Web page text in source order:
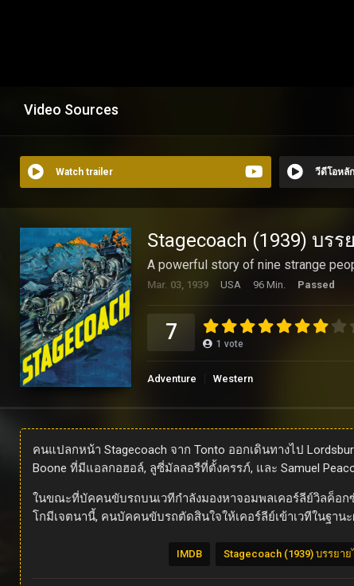
Video Sources
Watch trailer วีดีโอหลั
Stagecoach (1939) บรร
A powerful story of nine strange
Mar. 03, 1939 USA 96 Min. Passed
7 1 vote
Adventure Western
คนแปลกหน้า Stagecoach จาก Tonto ออกเดินทางไป
Boone ที่มีแอลกอฮอล์, ลูซี่มัลลอรีที่ตั้งครรภ์, และ Samuel
ในขณะที่บัคคนขับรถบนเวทีกำลังมองหาจอมพลเคอร์ลีย์วิลค็อก
โกมีเจตนานี้, คนบัคคนขับรถตัดสินใจให้เคอร์ลีย์เข้าเวทีในฐา
IMDB Stagecoach (1939) บรรยา